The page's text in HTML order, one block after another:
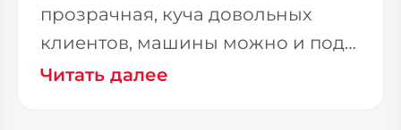
прозрачная, куча довольных
клиентов, машины можно и под
заказ и из наличия приобрести
Читать далее